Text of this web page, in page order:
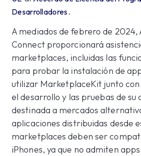
Desarrolladores.
A mediados de febrero de 2024,
Connect proporcionará
marketplaces, incluidas las
para probar la instalación de
utilizar MarketplaceKit junto con
el desarrollo y las pruebas de su
destinada a mercados
aplicaciones distribuidas desde
marketplaces deben ser
iPhones, ya que no admiten